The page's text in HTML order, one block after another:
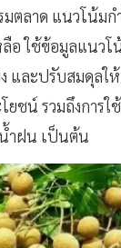
มตลาด แนวโน้ม
ลือ ใช้ข้อมูลแนว
และปรับสมดุลใ
ชน์ รวมถึงการใ
ำฝน เป็นต้น